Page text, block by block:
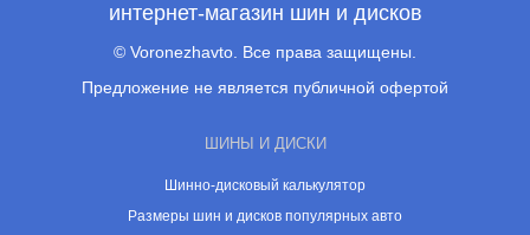
интернет-магазин шин и дисков
© Voronezhavto. Все права защищены.
Предложение не является публичной офертой
ШИНЫ И ДИСКИ
Шинно-дисковый калькулятор
Размеры шин и дисков популярных авто